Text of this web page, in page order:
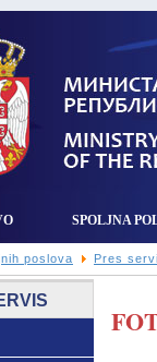
SPOLJNA
poslova Pres